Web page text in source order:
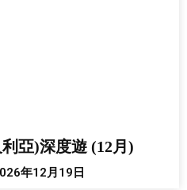
亞)深度遊 (12月)
年12月19日